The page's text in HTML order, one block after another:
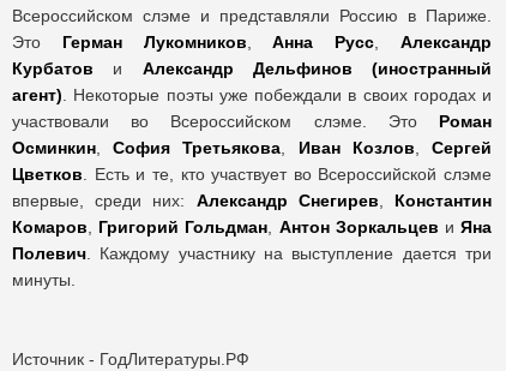
Всероссийском слэме и представляли Россию в Париже.
Это Герман Лукомников ,Анна Русс
Александр
Курбатов и Александр Дельфинов (иностранный
агент) . Некоторые поэты уже побеждали в своих городах и
участвовали во Всероссийском слэме. Это Роман
Осминкин ,София Третьякова Иван Козлов ,Сергей
Цветков . Есть и те, кто участвует во Всероссийской слэме
впервые, среди них: Александр Снегирев
Константин
Комаров
Григорий Гольдман Антон Зоркальцев иЯна
Полевич . Каждому участнику на выступление дается три
минуты.
Источник - ГодЛитературы.РФ